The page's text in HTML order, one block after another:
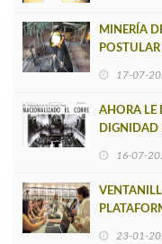
MINERÍA
17-07-
AHORA LE
DIGNIDAD
16-07-
23-01-